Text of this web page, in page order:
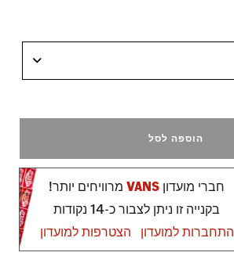
הוספה לסל
חברי מועדון VANSמרוויחים יותר!
בקנייה זו ניתן לצבור כ-14 נקודות
התחברות למועדון
הצטרפות למועדון